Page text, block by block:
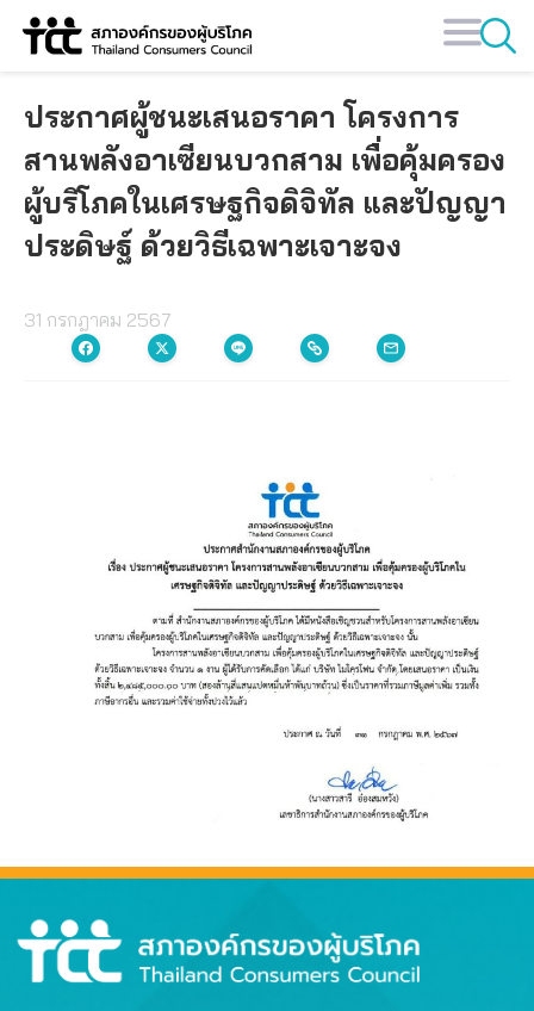
Skip
ประกาศผู้ชนะเสนอราคา โครงการ
สานพลังอาเซียนบวกสาม เพื่อคุ้มครอง
ผู้บริโภคในเศรษฐกิจดิจิทัล และปัญญา
ประดิษฐ์ ด้วยวิธีเฉพาะเจาะจง
31 กรกฎาคม 2567